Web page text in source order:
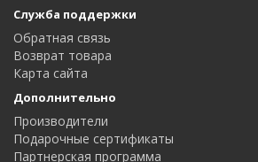
Служба поддержки
Обратная связь
Возврат товара
Карта сайта
Дополнительно
Производители
Подарочные сертификаты
Партнерская программа